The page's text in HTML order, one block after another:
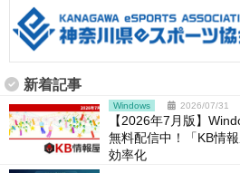
新着記事
Windows 2026/07/31
【2026年7月版】
無料配信中！「KB情
効率化